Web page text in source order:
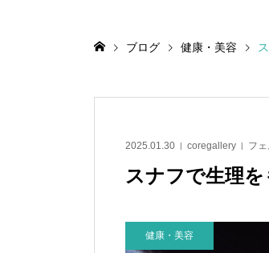
ブログ 健康・美容
2025.01.30 coregallery フ
スナフで生理
健康・美容